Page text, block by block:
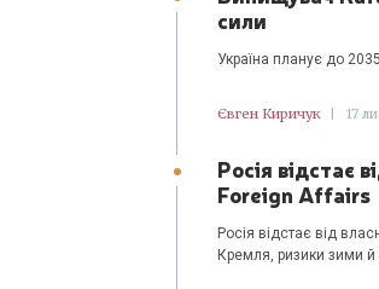
сили
Україна планує до
Євген Киричук 17
Росія відстає
Foreign Affairs
Росія відстає від
Кремля, ризики зими й